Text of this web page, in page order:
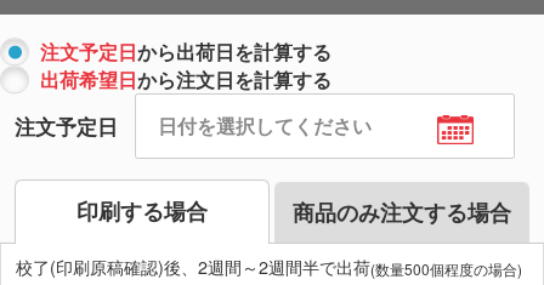
注文予定日から出荷日を計算する
出荷希望日から注文日を計算する
注文予定日
印刷する場合 商品のみ注文する場合
校了(印刷原稿確認)後、2週間～2週間半で出荷(数量500個程度の場合)